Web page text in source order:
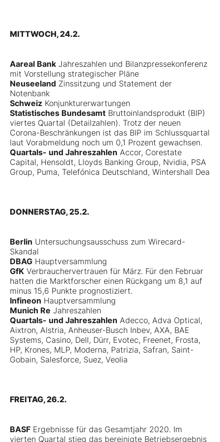
MITTWOCH, 24.2.
Aareal Bank Jahreszahlen und Bilanzpressekonferenz
mit Vorstellung strategischer Pläne
Neuseeland Zinssitzung und Statement der
Notenbank
Schweiz Konjunkturerwartungen
Statistisches Bundesamt Bruttoinlandsprodukt (BIP)
viertes Quartal (Detailzahlen). Trotz der neuen
Corona-Beschränkungen ist das BIP im Schlussquartal
laut Vorabmeldung noch um 0,1 Prozent gewachsen.
Quartals- und Jahreszahlen Accor, Corestate
Capital, Hensoldt, Lloyds Banking Group, Nvidia, PSA
Group, Puma, Telefónica Deutschland, Wintershall Dea
DONNERSTAG, 25.2.
Berlin Untersuchungsausschuss zum Wirecard-
Skandal
DBAG Hauptversammlung
GfK Verbrauchervertrauen für März. Für den Februar
hatten die Marktforscher einen Rückgang um 8,1 auf
minus 15,6 Punkte prognostiziert.
Infineon Hauptversammlung
Munich Re Jahreszahlen
Quartals- und Jahreszahlen Adecco, Adva Optical,
Aixtron, Alstria, Anheuser-Busch Inbev, AXA, BAE
Systems, Casino, Dell, Dürr, Evotec, Freenet, Frosta,
HP, Krones, MLP, Moderna, Patrizia, Safran, Saint-
Gobain, Salesforce, Suez, Veolia
FREITAG, 26.2.
BASF Ergebnisse für das Gesamtjahr 2020. Im
vierten Quartal stieg das bereinigte Betriebsergebnis